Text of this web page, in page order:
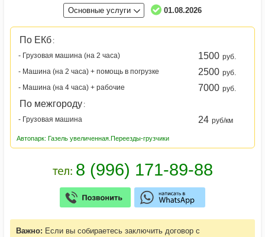
Основные услуги 01.08.2026
По ЕКб :
- Грузовая машина (на 2 часа)
1500 руб.
- Машина (на 2 часа) + помощь в погрузке
2500 руб.
- Машина (на 4 часа) + рабочие
7000 руб.
По межгороду :
- Грузовая машина
24 руб/км
Автопарк: Газель увеличенная.Переезды-грузчики
Важно: Если вы собираетесь заключить договор с